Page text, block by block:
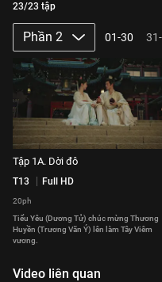
23/23 tập
Phần 2 01-30
Tập 1A. Dời đô
T13 Full HD
20ph
Tiểu Yêu (Dương Tử) chúc mừng Thương
Huyền (Trương Vãn Ý) lên làm Tây Viêm
vương.
Video liên quan